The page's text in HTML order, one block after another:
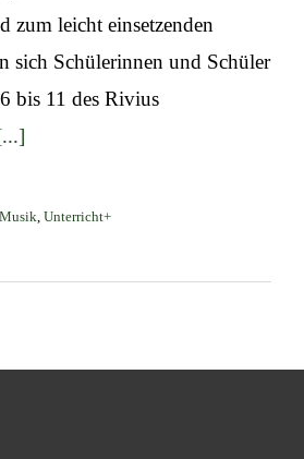
zum leicht einsetzenden
sich Schülerinnen und Schüler
bis 11 des Rivius
Musik, Unterricht+